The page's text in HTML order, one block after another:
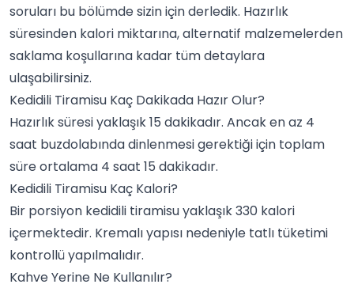
soruları bu bölümde sizin için derledik. Hazırlık
süresinden kalori miktarına, alternatif malzemelerden
saklama koşullarına kadar tüm detaylara
ulaşabilirsiniz.
Kedidili Tiramisu Kaç Dakikada Hazır Olur?
Hazırlık süresi yaklaşık 15 dakikadır. Ancak en az 4
saat buzdolabında dinlenmesi gerektiği için toplam
süre ortalama 4 saat 15 dakikadır.
Kedidili Tiramisu Kaç Kalori?
Bir porsiyon kedidili tiramisu yaklaşık 330 kalori
içermektedir. Kremalı yapısı nedeniyle tatlı tüketimi
kontrollü yapılmalıdır.
Kahve Yerine Ne Kullanılır?